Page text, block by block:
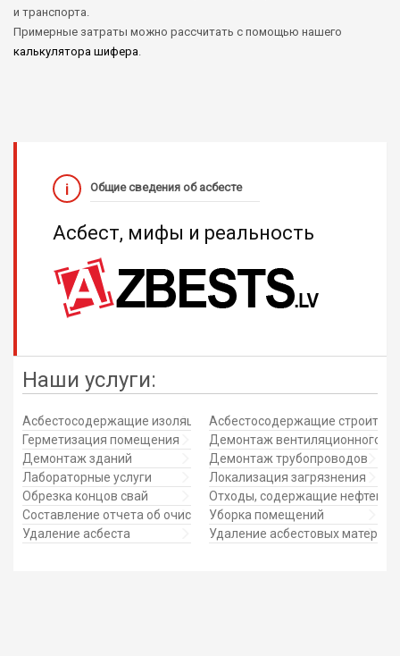
и транспорта.
Примерные затраты можно рассчитать с помощью нашего
калькулятора шифера.
Общие сведения об асбесте
Асбест, мифы и реальность
Наши услуги:
Асбестосодержащие изоляционные материалы
Асбестосодержащие
Герметизация помещения
Демонтаж вентиляционного
Демонтаж зданий
Демонтаж трубопроводов
Лабораторные услуги
Локализация загрязнения
Обрезка концов свай
Отходы, содержащие
Составление отчета об очистительных работах
Уборка помещений
Удаление асбеста
Удаление асбестовых